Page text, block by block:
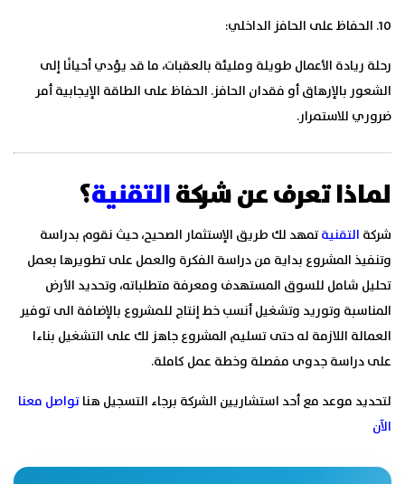
10. الحفاظ على الحافز الداخلي:
رحلة ريادة الأعمال طويلة ومليئة بالعقبات، ما قد يؤدي أحيانًا إلى
الشعور بالإرهاق أو فقدان الحافز. الحفاظ على الطاقة الإيجابية أمر
ضروري للاستمرار.
لماذا تعرف عن شركةالتقنية؟
شركة التقنيةتمهد لك طريق الإستثمار الصحيح، حيث نقوم بدراسة
وتنفيذ المشروع بداية من دراسة الفكرة والعمل على تطويرها بعمل
تحليل شامل للسوق المستهدف ومعرفة متطلباته، وتحديد الأرض
المناسبة وتوريد وتشغيل أنسب خط إنتاج للمشروع بالإضافة الى توفير
العمالة اللازمة له حتى تسليم المشروع جاهز لك على التشغيل بناءا
على دراسة جدوى مفصلة وخطة عمل كاملة.
لتحديد موعد مع أحد استشاريين الشركة برجاء التسجيل هناتواصل معنا
الآن